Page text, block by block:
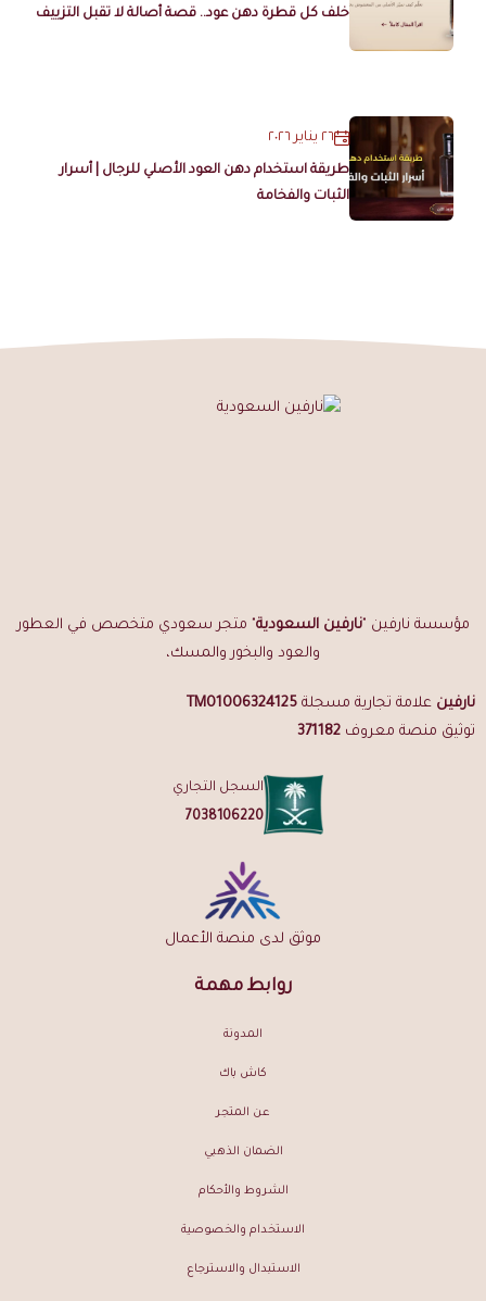
خلف كل قطرة دهن عود.. قصة أصالة لا تقبل التزييف
٢٦ يناير ٢٠٢٦
طريقة استخدام دهن العود الأصلي للرجال | أسرار
الثبات والفخامة
روابط مهمة
المدونة
كاش باك
عن المتجر
الضمان الذهبي
الشروط والأحكام
الاستخدام والخصوصية
الاستبدال والاسترجاع
مؤسسة نارفين "نارفين السعودية" متجر سعودي متخصص في العطور
والعود والبخور والمسك،
نارفين علامة تجارية مسجلة TM01006324125
توثيق منصة معروف 371182
السجل التجاري
7038106220
موثق لدى منصة الأعمال